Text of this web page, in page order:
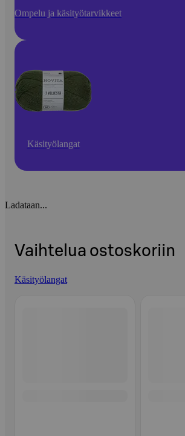
Ompelu ja käsityötarvikkeet
Käsityölangat
Ladataan...
Vaihtelua ostoskoriin
Käsityölangat